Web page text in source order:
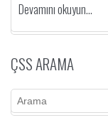
Devamını okuyun...
ÇSS ARAMA